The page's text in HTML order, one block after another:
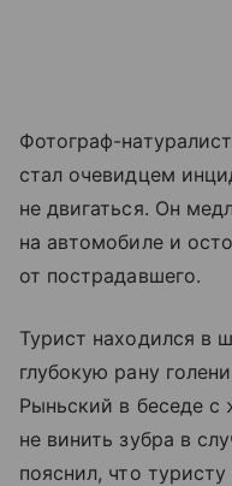
Фотограф-
стал очевидцем
не двигаться. Он
на автомобиле и
от пострадавшего.
Турист находился в
глубокую рану
Рыньский в беседе с
не винить зубра в
пояснил, что